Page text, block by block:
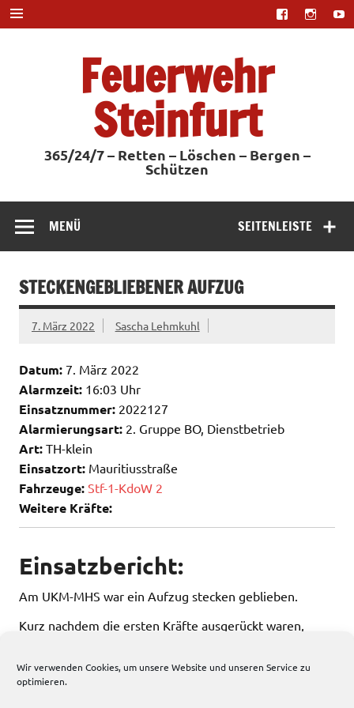
Wir verwenden Cookies, um unsere Website und unseren Service zu
optimieren.
Zum
Inhalt
springen
Feuerwehr
Steinfurt
365/24/7 – Retten – Löschen – Bergen –
Schützen
SEITENLEISTE
MENÜ
STECKENGEBLIEBENER AUFZUG
7. März 2022 Sascha Lehmkuhl
Datum: 7. März 2022
Alarmzeit: 16:03 Uhr
Einsatznummer: 2022127
Alarmierungsart: 2. Gruppe BO, Dienstbetrieb
Art: TH-klein
Einsatzort: Mauritiusstraße
Fahrzeuge: Stf-1-KdoW 2
Weitere Kräfte:
Einsatzbericht:
Am UKM-MHS war ein Aufzug stecken geblieben.
Kurz nachdem die ersten Kräfte ausgerückt waren,
340 total views